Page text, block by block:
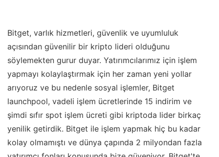
Bitget, varlık hizmetleri, güvenlik ve uyumluluk
açısından güvenilir bir kripto lideri olduğunu
söylemekten gurur duyar. Yatırımcılarımız için işlem
yapmayı kolaylaştırmak için her zaman yeni yollar
arıyoruz ve bu nedenle sosyal işlemler, Bitget
launchpool, vadeli işlem ücretlerinde 15 indirim ve
şimdi sıfır spot işlem ücreti gibi kriptoda lider birkaç
yenilik getirdik. Bitget ile işlem yapmak hiç bu kadar
kolay olmamıştı ve dünya çapında 2 milyondan fazla